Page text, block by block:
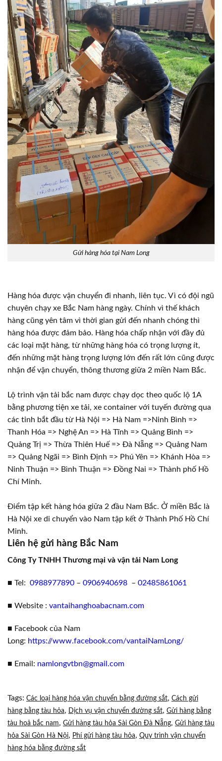
Gửi hàng hóa tại Nam Long
Hàng hóa được vận chuyển đi nhanh, liên tục. Vì có đội ngũ
chuyên chạy xe Bắc Nam hàng ngày. Chính vì thế khách
hàng cũng yên tâm vì thời gian gửi đến nhanh chóng thì
hàng hóa được đảm bảo. Hàng hóa chấp nhận với đầy đủ
các loại mặt hàng, từ những hàng hóa có trọng lượng ít,
đến những mặt hàng trọng lượng lớn đến rất lớn cũng được
nhận để vận chuyển, thông thương giữa 2 miền Nam Bắc.
Lộ trình vận tải bắc nam được chạy dọc theo quốc lộ 1A
bằng phương tiện xe tải, xe container với tuyến đường qua
các tỉnh bắt đầu từ Hà Nội => Hà Nam =>Ninh Bình =>
Thanh Hóa => Nghệ An => Hà Tĩnh => Quảng Bình =>
Quảng Trị => Thừa Thiên Huế => Đà Nẵng => Quảng Nam
=> Quảng Ngãi => Bình Định => Phú Yên => Khánh Hòa =>
Ninh Thuận => Bình Thuận => Đồng Nai => Thành phố Hồ
Chí Minh.
Điểm tập kết hàng hóa giữa 2 đầu Nam Bắc. Ở miền Bắc là
Hà Nội xe di chuyển vào Nam tập kết ở Thành Phố Hồ Chí
Minh.
Liên hệ gửi hàng Bắc Nam
Công Ty TNHH Thương mại và vận tải Nam Long
■ Tel: 0988977890 – 0906940698 – 02485861061
■ Website : vantaihanghoabacnam.com
■ Facebook của Nam
Long: https://www.facebook.com/vantaiNamLong/
■ Email: namlongvtbn@gmail.com
Tags: Các loại hàng hóa vận chuyển bằng đường sắt, Cách gửi
hàng bằng tàu hỏa, Dịch vụ vận chuyển đường sắt, Gửi hàng bằng
tàu hoả bắc nam, Gửi hàng tàu hỏa Sài Gòn Đà Nẵng, Gửi hàng tàu
hỏa Sài Gòn Hà Nội, Phí gửi hàng tàu hỏa, Quy trình vận chuyển
hàng hóa bằng đường sắt